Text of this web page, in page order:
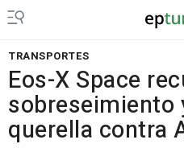
TRANSPORTES
Eos-X Space
sobreseimiento
querella contra